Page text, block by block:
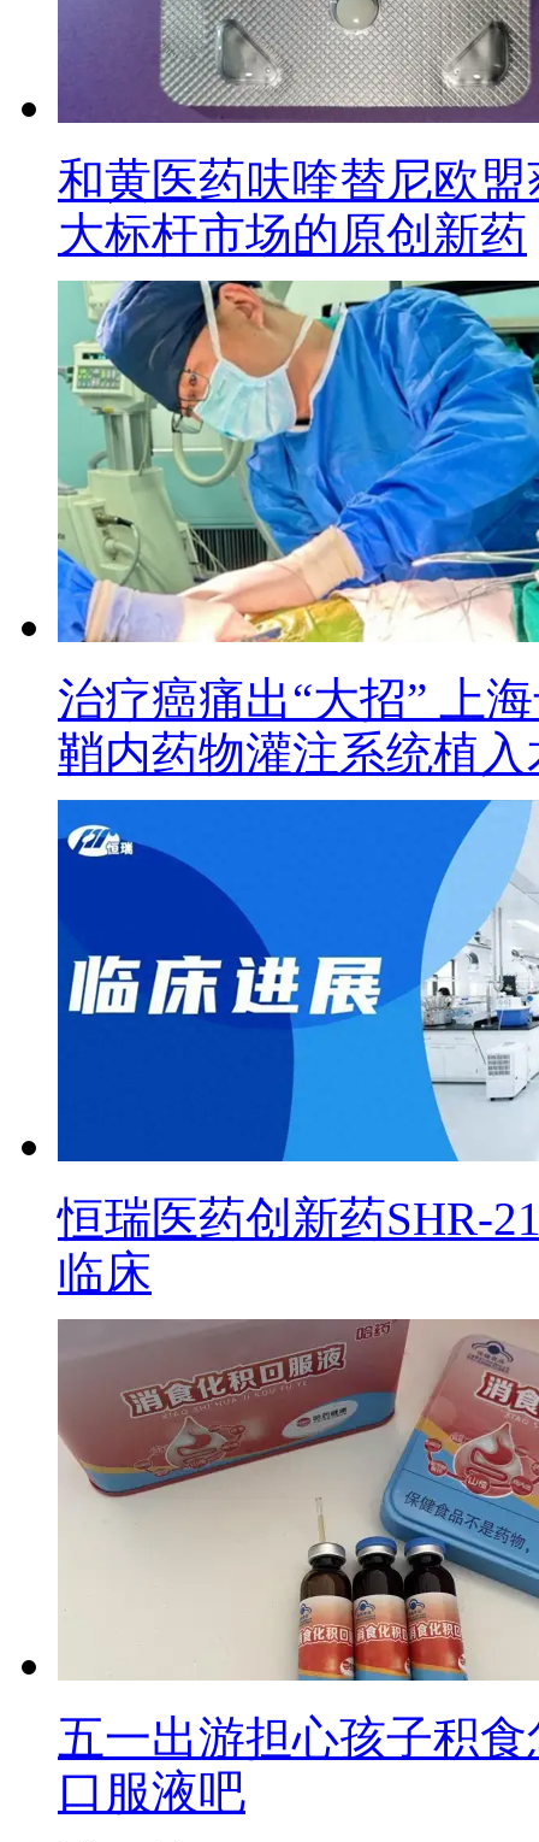
和黄医药呋喹替尼欧
大标杆市场的原创新药
治疗癌痛出“大招” 上
鞘内药物灌注系统植入
恒瑞医药创新药SHR-
临床
五一出游担心孩子积
口服液吧